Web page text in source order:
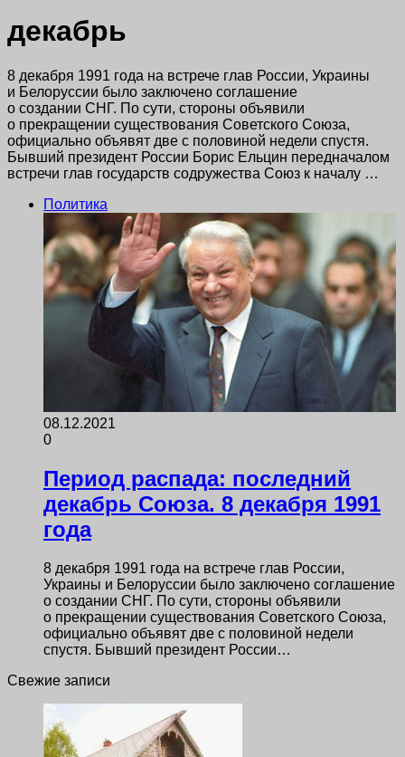
декабрь
8 декабря 1991 года на встрече глав России, Украины
и Белоруссии было заключено соглашение
о создании СНГ. По сути, стороны объявили
о прекращении существования Советского Союза,
официально объявят две с половиной недели спустя.
Бывший президент России Борис Ельцин передначалом
встречи глав государств содружества Союз к началу …
Политика
08.12.2021
0
Период распада: последний
декабрь Союза. 8 декабря 1991
года
8 декабря 1991 года на встрече глав России,
Украины и Белоруссии было заключено соглашение
о создании СНГ. По сути, стороны объявили
о прекращении существования Советского Союза,
официально объявят две с половиной недели
спустя. Бывший президент России…
Свежие записи